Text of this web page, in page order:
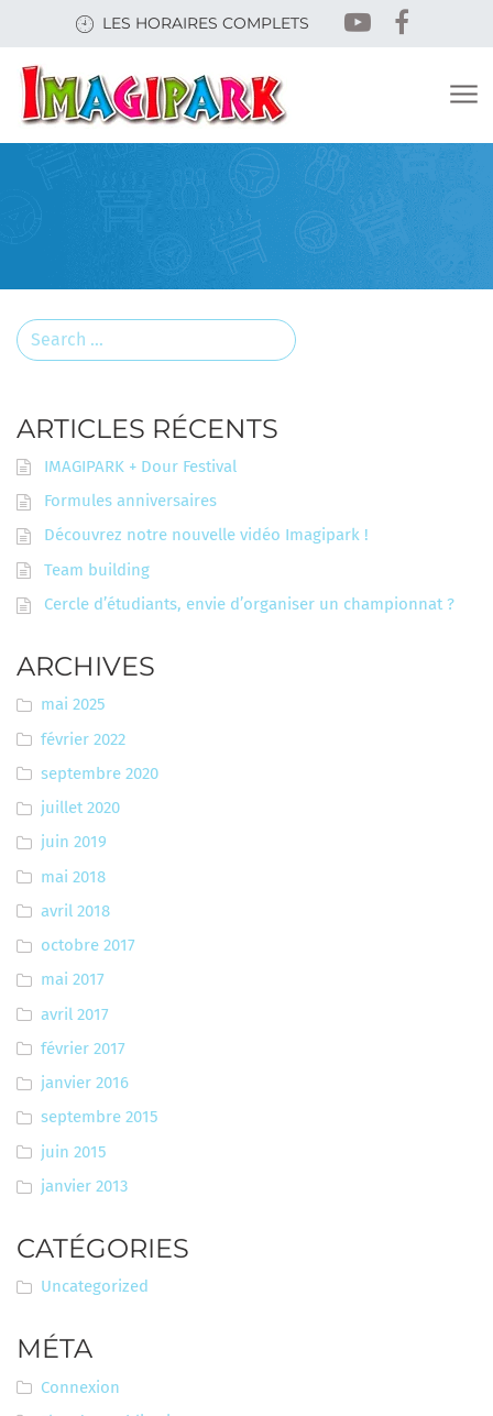
content
LES HORAIRES COMPLETS
Search
for:
ARTICLES RÉCENTS
IMAGIPARK + Dour Festival
Formules anniversaires
Découvrez notre nouvelle vidéo Imagipark !
Team building
Cercle d’étudiants, envie d’organiser un championnat ?
ARCHIVES
mai 2025
février 2022
septembre 2020
juillet 2020
juin 2019
mai 2018
avril 2018
octobre 2017
mai 2017
avril 2017
février 2017
janvier 2016
septembre 2015
juin 2015
janvier 2013
CATÉGORIES
Uncategorized
MÉTA
Connexion